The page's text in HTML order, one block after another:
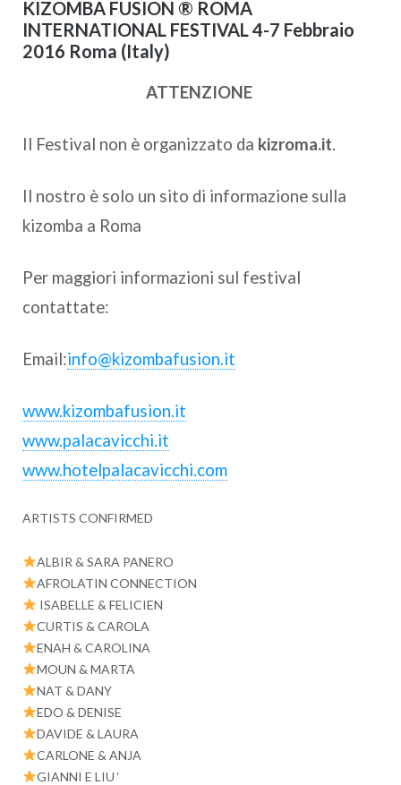
KIZOMBA FUSION ® ROMA
INTERNATIONAL FESTIVAL 4-7 Febbraio
2016 Roma (Italy)
ATTENZIONE
Il Festival non è organizzato da kizroma.it.
Il nostro è solo un sito di informazione sulla
kizomba a Roma
Per maggiori informazioni sul festival
contattate:
Email:info@kizombafusion.it
www.kizombafusion.it
www.palacavicchi.it
www.hotelpalacavicchi.com
ARTISTS CONFIRMED
ALBIR & SARA PANERO
AFROLATIN CONNECTION
ISABELLE & FELICIEN
CURTIS & CAROLA
ENAH & CAROLINA
MOUN & MARTA
NAT & DANY
EDO & DENISE
DAVIDE & LAURA
CARLONE & ANJA
GIANNI E LIU ‘